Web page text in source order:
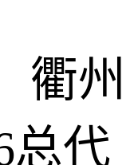
衢州
总代